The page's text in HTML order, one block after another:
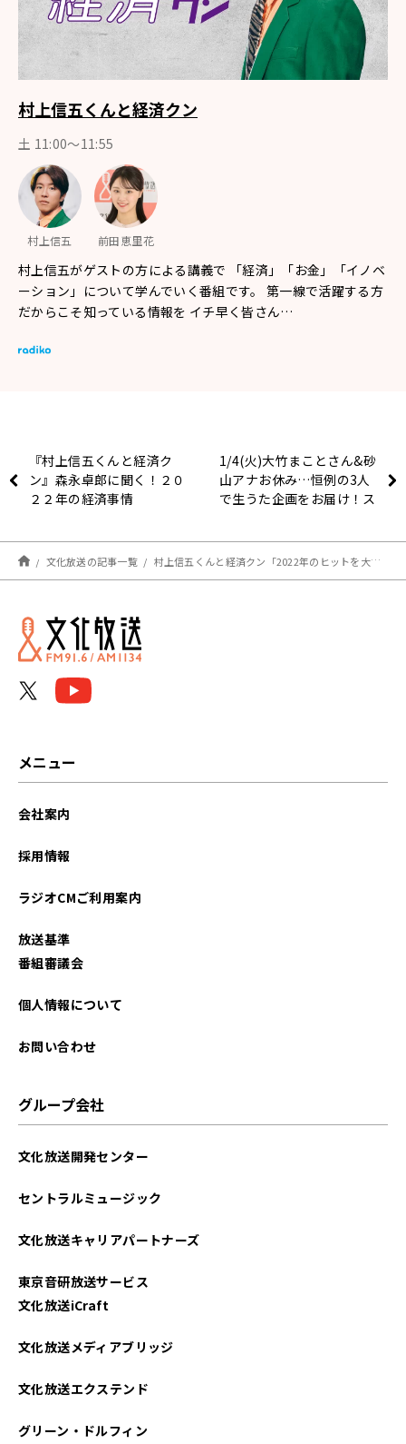
村上信五くんと経済クン
土 11:00～11:55
村上信五 前田恵里花
村上信五がゲストの方による講義で 「経済」「お金」「イノベ
ーション」について学んでいく番組です。 第一線で活躍する方
だからこそ知っている情報を イチ早く皆さん…
『村上信五くんと経済ク
ン』森永卓郎に聞く！２０
２２年の経済事情
1/4(火)大竹まことさん&砂
山アナお休み…恒例の3人
で生うた企画をお届け！ス
に！？
文化放送の記事一覧 村上信五くんと経済クン「2022年のヒットを大予想！」
メニュー
会社案内
採用情報
ラジオCMご利用案内
放送基準
番組審議会
個人情報について
お問い合わせ
グループ会社
文化放送開発センター
セントラルミュージック
文化放送キャリアパートナーズ
東京音研放送サービス
文化放送iCraft
文化放送メディアブリッジ
文化放送エクステンド
グリーン・ドルフィン